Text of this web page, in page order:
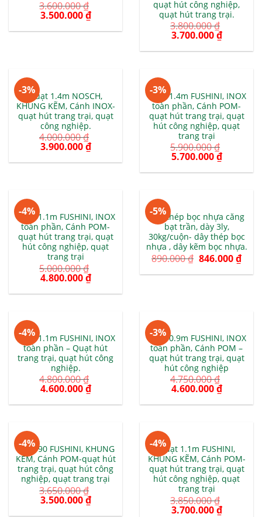
3.600.000₫
3.500.000₫
quạt hút công nghiệp,
quạt hút trang trại.
3.800.000₫
3.700.000₫
-3%Quạt 1.4m NOSCH,
KHUNG KẼM, Cánh INOX-
quạt hút trang trại, quạt
công nghiệp.
4.000.000₫
3.900.000₫
-3%
Quạt 1.4m FUSHINI, INOX
toàn phần, Cánh POM-
quạt hút trang trại, quạt
hút công nghiệp, quạt
trang trại
5.900.000₫
5.700.000₫
-4%
Quạt 1.1m FUSHINI, INOX
toàn phần, Cánh POM-
quạt hút trang trại, quạt
hút công nghiệp, quạt
trang trại
5.000.000₫
4.800.000₫
-5%
Dây thép bọc nhựa căng
bạt trần, dày 3ly,
30kg/cuộn- dây thép bọc
nhựa , dây kẽm bọc nhựa.
890.000₫ 846.000₫
-4%
Quạt 1.1m FUSHINI, INOX
toàn phần – Quạt hút
trang trại, quạt hút công
nghiệp.
4.800.000₫
4.600.000₫
-3%
Quạt 0.9m FUSHINI, INOX
toàn phần, Cánh POM –
quạt hút trang trại, quạt
hút công nghiệp
4.750.000₫
4.600.000₫
-4%
Quạt 90 FUSHINI, KHUNG
KẼM, Cánh POM-quạt hút
trang trại, quạt hút công
nghiệp, quạt trang trại
3.650.000₫
3.500.000₫
-4%Quạt 1.1m FUSHINI,
KHUNG KẼM, Cánh POM-
quạt hút trang trại, quạt
hút công nghiệp, quạt
trang trại
3.850.000₫
3.700.000₫